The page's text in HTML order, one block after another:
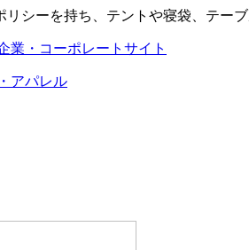
シーを持ち、テントや寝袋、テー
業・コーポレートサイト
アパレル